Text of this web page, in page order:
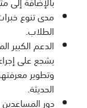
مدى تنوع
الطلاب.
الدعم الكبير
يشجع على
وتطوير
الحديثة.
دور